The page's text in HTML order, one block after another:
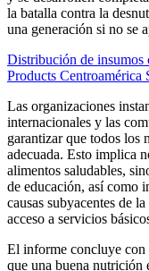
la batalla contra la
una generación si no se
Distribución de insumos
Products Centroamérica
Las organizaciones
internacionales y las
garantizar que todos los
adecuada. Esto implica
alimentos saludables,
de educación, así como
causas subyacentes de
acceso a servicios
El informe concluye con
que una buena nutrición